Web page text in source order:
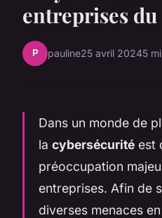
entreprises du
P pauline25 avril 20245
Dans un monde de
la cybersécurité est
préoccupation
entreprises. Afin de
diverses menaces